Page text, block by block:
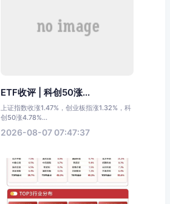
ETF收评 | 科创50涨...
上证指数收涨1.47%，创业板指涨1.32%，科
创50涨4.78%...
2026-08-07 07:47:37